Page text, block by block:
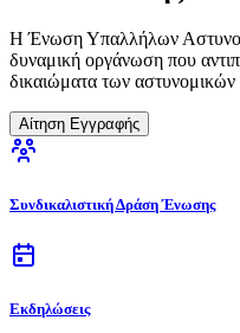
Η Ένωση Υπαλλήλων
δυναμική οργάνωση που
δικαιώματα των
Αίτηση Εγγραφής
Συνδικαλιστική Δράση Ένωσης
Εκδηλώσεις